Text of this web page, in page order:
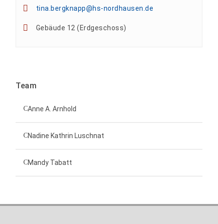
tina.bergknapp@hs-nordhausen.de
Gebäude 12 (Erdgeschoss)
Team
Anne A. Arnhold
anne-ariane.arnhold@hs-nordhausen.de
Nadine Kathrin Luschnat
Gebäude 12 (Erdgeschoss)
Mandy Tabatt